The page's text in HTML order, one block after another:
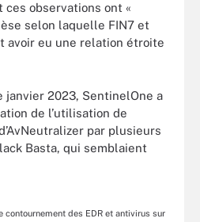
ces observations ont «
selon laquelle FIN7 et
avoir eu une relation étroite
janvier 2023, SentinelOne a
de l’utilisation de
par plusieurs
Basta, qui semblaient
contournement des EDR et antivirus sur